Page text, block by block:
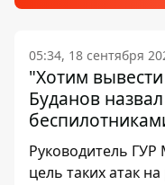
05:34, 18 сентября
"Хотим
Буданов
Руководитель
цель таких атак